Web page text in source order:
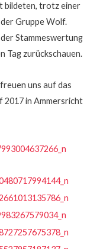
bildeten, trotz einer
Gruppe Wolf.
Stammeswertung
Tag zurückschauen.
uns auf das
2017 in Ammersricht